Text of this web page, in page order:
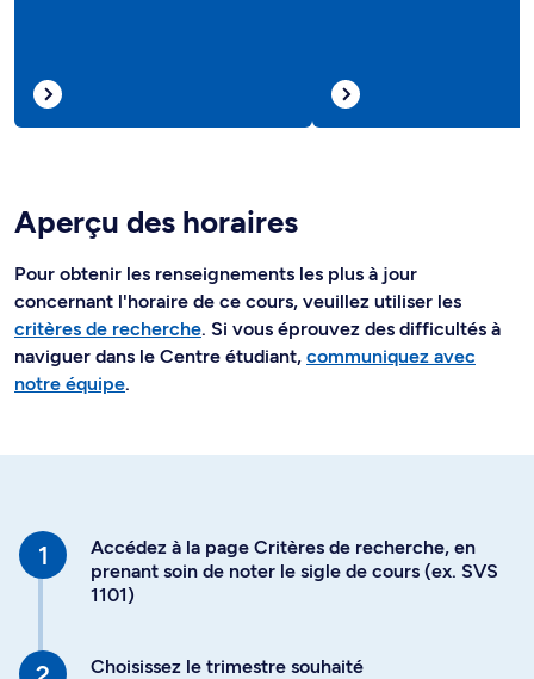
Aperçu des horaires
Pour obtenir les renseignements les plus à jour
concernant l'horaire de ce cours, veuillez utiliser les
critères de recherche. Si vous éprouvez des difficultés à
naviguer dans le Centre étudiant, communiquez avec
notre équipe.
Accédez à la page Critères de recherche, en
prenant soin de noter le sigle de cours (ex. SVS
1101)
Choisissez le trimestre souhaité